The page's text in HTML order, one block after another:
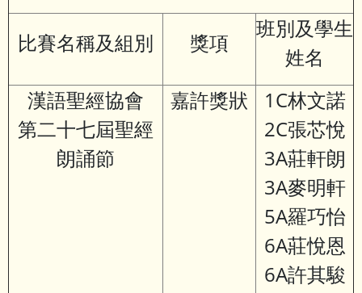
比賽名稱及組別 獎項
班別及學生
姓名
漢語聖經協會
第二十七屆聖經
朗誦節
嘉許獎狀
1C林文諾
2C張芯悅
3A莊軒朗
3A麥明軒
5A羅巧怡
6A莊悅恩
6A許其駿